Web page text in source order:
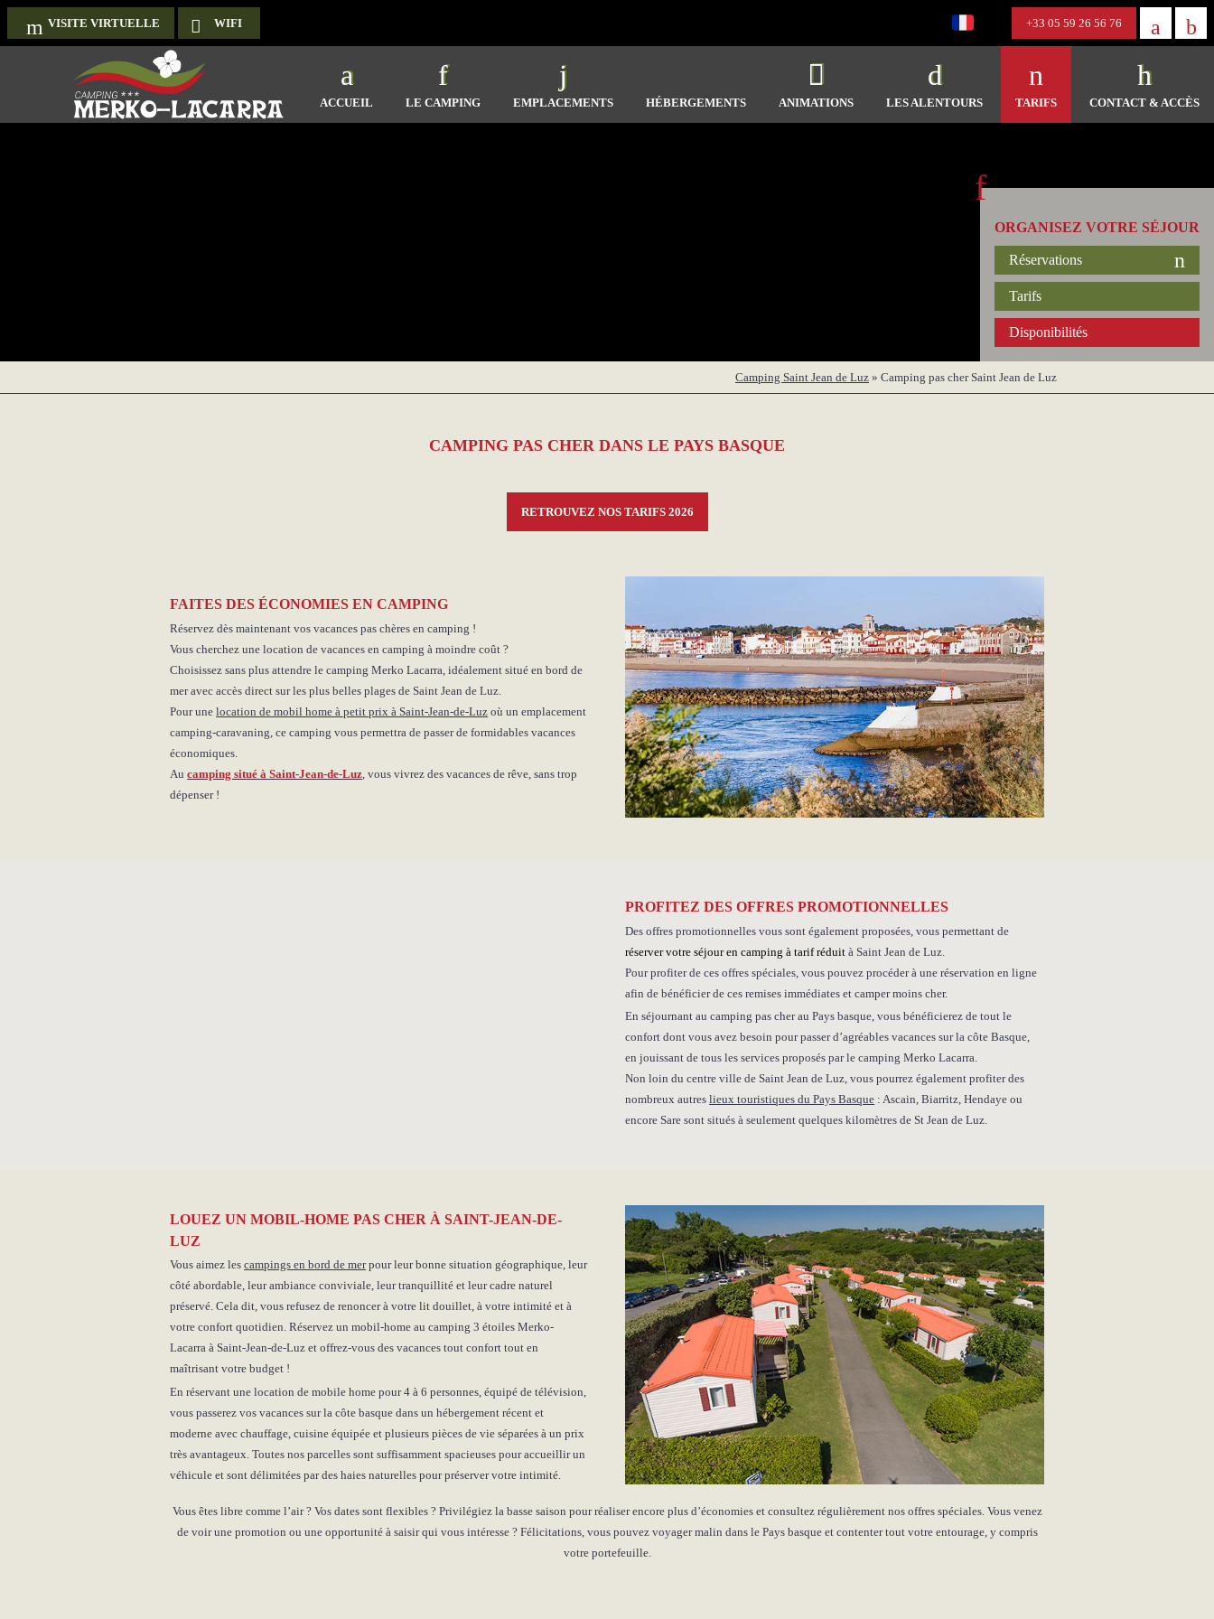
VISITE VIRTUELLE WIFI +33 05 59 26 56 76
ACCUEIL LE CAMPING EMPLACEMENTS HÉBERGEMENTS ANIMATIONS LES ALENTOURS TARIFS CONTACT & ACCÈS
ORGANISEZ VOTRE SÉJOUR
Réservations
Tarifs
Disponibilités
Camping Saint Jean de Luz » Camping pas cher Saint Jean de Luz
CAMPING PAS CHER DANS LE PAYS BASQUE
RETROUVEZ NOS TARIFS 2026
FAITES DES ÉCONOMIES EN CAMPING
Réservez dès maintenant vos vacances pas chères en camping !
Vous cherchez une location de vacances en camping à moindre coût ?
Choisissez sans plus attendre le camping Merko Lacarra, idéalement situé en bord de
mer avec accès direct sur les plus belles plages de Saint Jean de Luz.
Pour unelocation de mobil home à petit prix à Saint-Jean-de-Luz où un emplacement
camping-caravaning, ce camping vous permettra de passer de formidables vacances
économiques.
Aucamping situé à Saint-Jean-de-Luz , vous vivrez des vacances de rêve, sans trop
dépenser !
PROFITEZ DES OFFRES PROMOTIONNELLES
Des offres promotionnelles vous sont également proposées, vous permettant de
réserver votre séjour en camping à tarif réduit à Saint Jean de Luz.
Pour profiter de ces offres spéciales, vous pouvez procéder à une réservation en ligne
afin de bénéficier de ces remises immédiates et camper moins cher.
En séjournant au camping pas cher au Pays basque, vous bénéficierez de tout le
confort dont vous avez besoin pour passer d’agréables vacances sur la côte Basque,
en jouissant de tous les services proposés par le camping Merko Lacarra.
Non loin du centre ville de Saint Jean de Luz, vous pourrez également profiter des
nombreux autreslieux touristiques du Pays Basque : Ascain, Biarritz, Hendaye ou
encore Sare sont situés à seulement quelques kilomètres de St Jean de Luz.
LOUEZ UN MOBIL-HOME PAS CHER À SAINT-JEAN-DE-
LUZ
Vous aimez lescampings en bord de merpour leur bonne situation géographique, leur
côté abordable, leur ambiance conviviale, leur tranquillité et leur cadre naturel
préservé. Cela dit, vous refusez de renoncer à votre lit douillet, à votre intimité et à
votre confort quotidien. Réservez un mobil-home au camping 3 étoiles Merko-
Lacarra à Saint-Jean-de-Luz et offrez-vous des vacances tout confort tout en
maîtrisant votre budget !
En réservant une location de mobile home pour 4 à 6 personnes, équipé de télévision,
vous passerez vos vacances sur la côte basque dans un hébergement récent et
moderne avec chauffage, cuisine équipée et plusieurs pièces de vie séparées à un prix
très avantageux. Toutes nos parcelles sont suffisamment spacieuses pour accueillir un
véhicule et sont délimitées par des haies naturelles pour préserver votre intimité.
Vous êtes libre comme l’air ? Vos dates sont flexibles ? Privilégiez la basse saison pour réaliser encore plus d’économies et consultez régulièrement nos offres spéciales. Vous venez
de voir une promotion ou une opportunité à saisir qui vous intéresse ? Félicitations, vous pouvez voyager malin dans le Pays basque et contenter tout votre entourage, y compris
votre portefeuille.